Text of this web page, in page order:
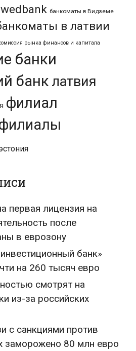
банкоматы в Видземе
в латвии
рынка финансов и капитала
банки
банк латвия
филиал
первая лицензия на
после
в еврозону
банк»
на 260 тысяч евро
смотрят на
из-за российских
с санкциями против
заморожено 80 млн евро